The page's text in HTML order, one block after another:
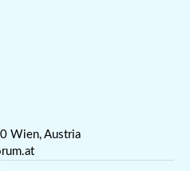
Wien, Austria